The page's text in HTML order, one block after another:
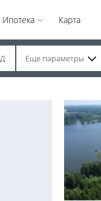
Ипотека Карта
Еще параметры